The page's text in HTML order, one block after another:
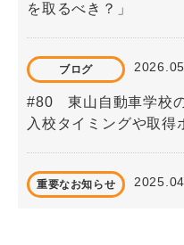
を取るべき？」
ブログ
#80 東山自動車学校
入校タイミングや取得
重要なお知らせ